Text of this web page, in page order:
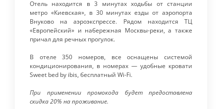
Отель находится в 3 минутах ходьбы от станции
метро «Киевская», в 30 минутах езды от аэропорта
Внуково на аэроэкспрессе. Рядом находится ТЦ
«Европейский» и набережная Москвы-реки, а также
причал для речных прогулок.
В отеле 350 номеров, все оснащены системой
кондиционирования, в номерах — удобные кровати
Sweet bed by ibis, бесплатный Wi-Fi.
При применении промокода будет предоставлена
скидка 20% на проживание.